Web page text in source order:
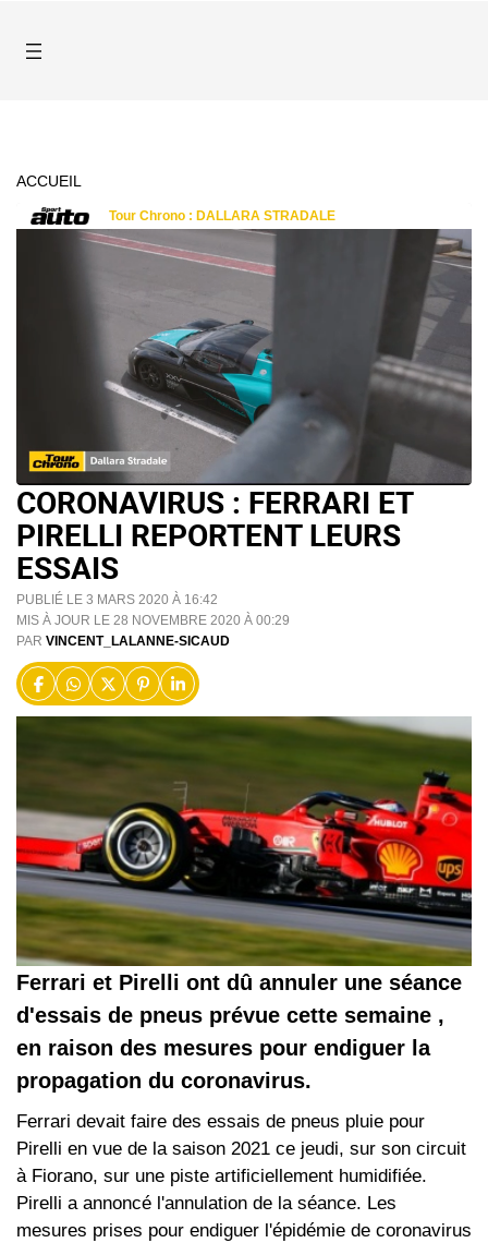
ACCUEIL
CORONAVIRUS : FERRARI ET
PIRELLI REPORTENT LEURS
ESSAIS
PUBLIÉ LE 3 MARS 2020 À 16:42
MIS À JOUR LE 28 NOVEMBRE 2020 À 00:29
PAR VINCENT_LALANNE-SICAUD
Ferrari et Pirelli ont dû annuler une séance
d'essais de pneus prévue cette semaine ,
en raison des mesures pour endiguer la
propagation du coronavirus.
Ferrari devait faire des essais de pneus pluie pour
Pirelli en vue de la saison 2021 ce jeudi, sur son circuit
à Fiorano, sur une piste artificiellement humidifiée.
Pirelli a annoncé l'annulation de la séance. Les
mesures prises pour endiguer l'épidémie de coronavirus